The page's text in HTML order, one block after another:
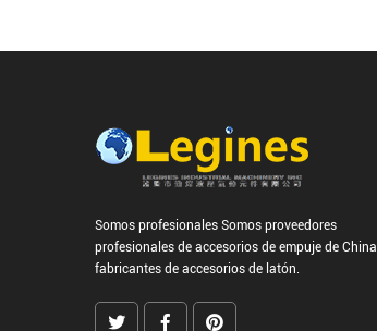
Somos profesionales Somos proveedores
profesionales de accesorios de empuje de China
fabricantes de accesorios de latón.